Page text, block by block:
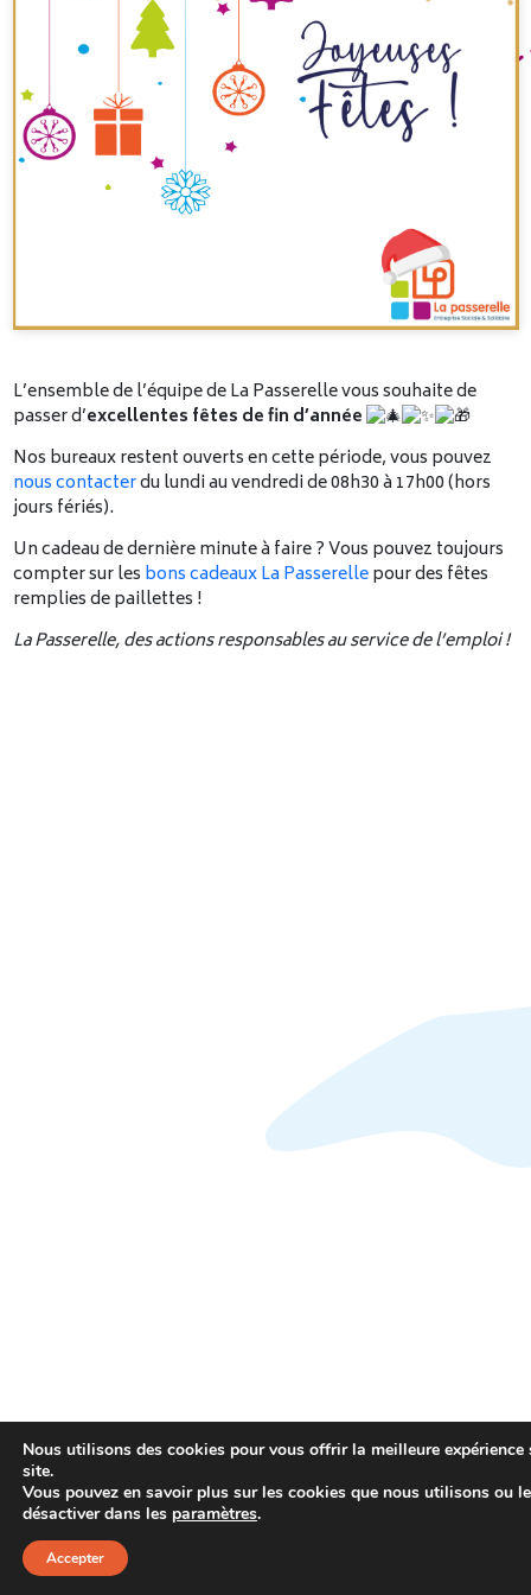
L’ensemble de l’équipe de La Passerelle vous souhaite de
passer d’excellentes fêtes de fin d’année
Nos bureaux restent ouverts en cette période, vous pouvez
nous contacterdu lundi au vendredi de 08h30 à 17h00 (hors
jours fériés).
Un cadeau de dernière minute à faire ? Vous pouvez toujours
compter sur les bons cadeaux La Passerellepour des fêtes
remplies de paillettes !
La Passerelle, des actions responsables au service de l’emploi !
Nous utilisons des cookies pour vous offrir la meilleure expérience
site.
Vous pouvez en savoir plus sur les cookies que nous utilisons ou
désactiver dans les paramètres.
Accepter